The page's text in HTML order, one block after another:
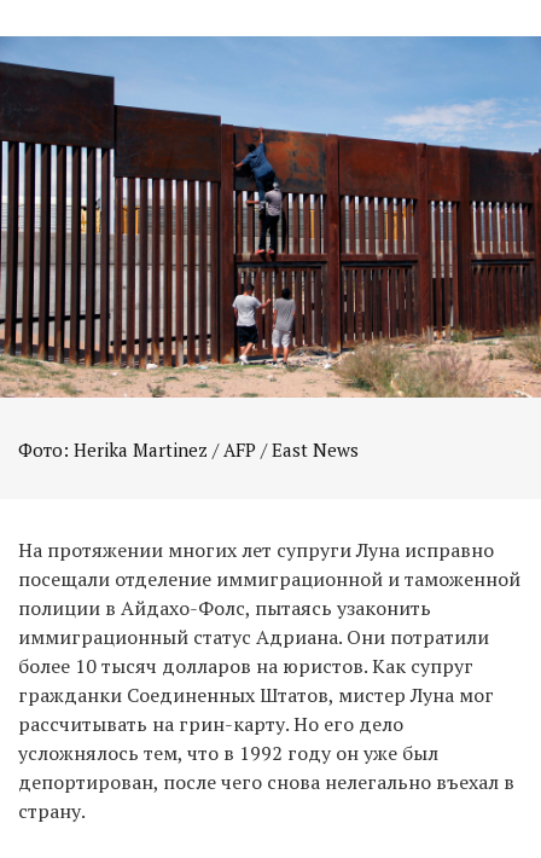
На протяжении многих лет супруги Луна исправно
посещали отделение иммиграционной и таможенной
полиции в Айдахо-Фолс, пытаясь узаконить
иммиграционный статус Адриана. Они потратили
более 10 тысяч долларов на юристов. Как супруг
гражданки Соединенных Штатов, мистер Луна мог
рассчитывать на грин-карту. Но его дело
усложнялось тем, что в 1992 году он уже был
депортирован, после чего снова нелегально въехал в
страну.